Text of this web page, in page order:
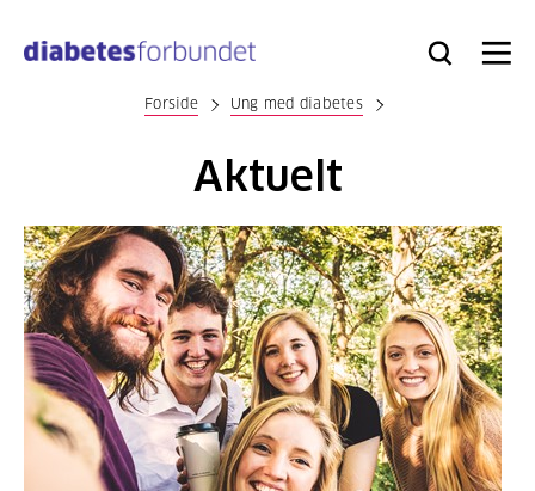
hovedinnhold
Bli
Logg
Søk Meny
Forside Ung med diabetes
Aktuelt